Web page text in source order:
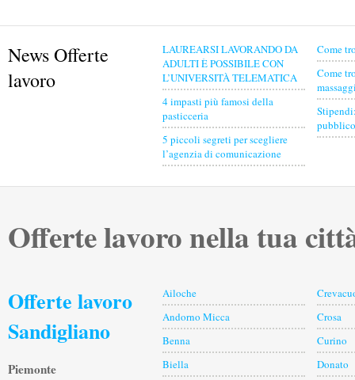
News Offerte
lavoro
LAUREARSI LAVORANDO DA
ADULTI È POSSIBILE CON
L’UNIVERSITÀ TELEMATICA
4 impasti più famosi della
pasticceria
5 piccoli segreti per scegliere
l’agenzia di comunicazione
Come
Come
Offerte lavoro nella tua
Offerte lavoro
Sandigliano
Piemonte
Ailoche
Andorno Micca
Benna
Biella
Crosa
Curino
Donato